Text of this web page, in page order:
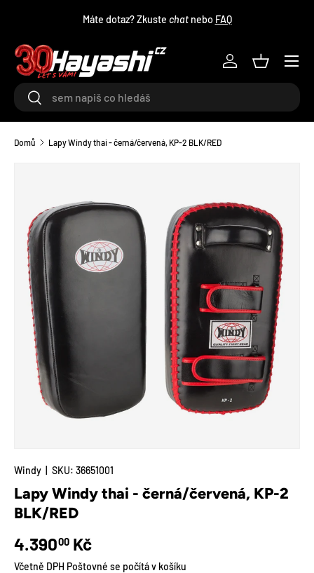
PŘEJÍT NA OBSAHMáte dotaz? Zkuste chatnebo FAQ
HledatHledat
Log inKošík
Menu
Domů Lapy Windy thai - černá/červená, KP-2 BLK/RED
Windy SKU: 36651001
Lapy Windy thai - černá/červená, KP-2
BLK/RED
Běžná cena
4.39000 Kč
Včetně DPH Poštovné se počítá v košíku